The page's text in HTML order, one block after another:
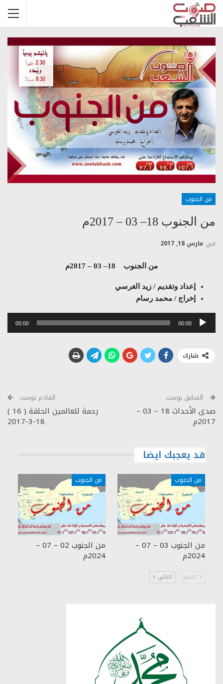
من الجنوب
من الجنوب 18– 03 – 2017م
في مارس 18, 2017
من الجنوب 18– 03 – 2017م
إعداد وتقديم / زيد الغرسي
إخراج / محمد رسام
مشغل
00:00
00:00
شارك
السابق بوست
صدى الأحداث 18 – 03 –
2017م
القادم بوست
رحمة للعالمين الحلقة ( 16 )
18-3-2017
قد يعجبك ايضا
من الجنوب
من الجنوب 03 – 07 –
2024م
من الجنوب
من الجنوب 02 – 07 –
2024م
السابق التالي